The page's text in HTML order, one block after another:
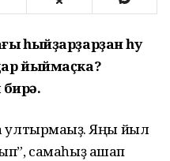
һыйҙарҙарҙан һуң
йыймаҫка?
бирә.
Яңы йыл
самаһыҙ ашап